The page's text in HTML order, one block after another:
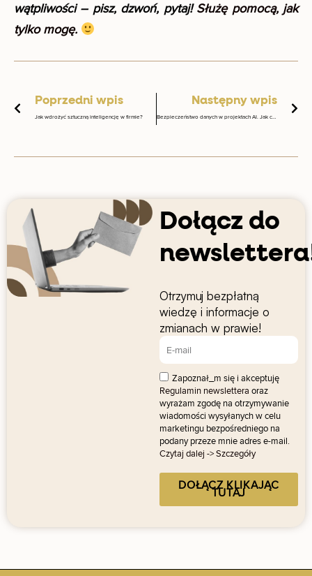
wątpliwości – pisz, dzwoń, pytaj! Służę pomocą, jak
tylko mogę.
Poprzedni wpis
Jak wdrożyć sztuczną inteligencję w firmie?
Następny wpis
Bezpieczeństwo danych w projektach AI. Jak chronić dane osobowe klientów?
Dołącz do
Otrzymuj bezpłatną
wiedzę i informacje o
zmianach w prawie!
Zapoznał_m się i akceptuję
Regulamin newslettera oraz
wyrażam zgodę na otrzymywanie
wiadomości wysyłanych w celu
marketingu bezpośredniego na
podany przeze mnie adres e-mail.
Czytaj dalej -> Szczegóły
DOŁĄCZ KLIKAJĄC
TUTAJ